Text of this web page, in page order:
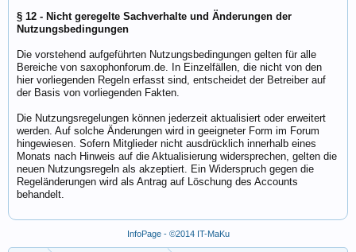
§ 12 - Nicht geregelte Sachverhalte und Änderungen der
Nutzungsbedingungen
Die vorstehend aufgeführten Nutzungsbedingungen gelten für alle
Bereiche von saxophonforum.de. In Einzelfällen, die nicht von den
hier vorliegenden Regeln erfasst sind, entscheidet der Betreiber auf
der Basis von vorliegenden Fakten.
Die Nutzungsregelungen können jederzeit aktualisiert oder erweitert
werden. Auf solche Änderungen wird in geeigneter Form im Forum
hingewiesen. Sofern Mitglieder nicht ausdrücklich innerhalb eines
Monats nach Hinweis auf die Aktualisierung widersprechen, gelten die
neuen Nutzungsregeln als akzeptiert. Ein Widerspruch gegen die
Regeländerungen wird als Antrag auf Löschung des Accounts
behandelt.
InfoPage - ©2014 IT-MaKu